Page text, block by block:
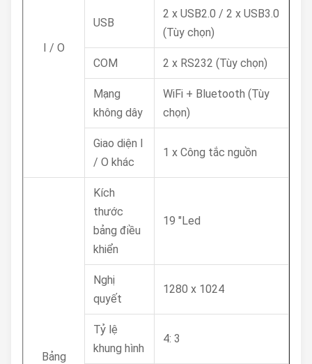
I / O
USB
2 x USB2.0 / 2 x USB3.0
(Tùy chọn)
COM 2 x RS232 (Tùy chọn)
Mạng
không dây
WiFi + Bluetooth (Tùy
chọn)
Giao diện I
/ O khác
1 x Công tắc nguồn
Bảng
Kích
thước
bảng điều
khiển
19 "Led
Nghị
quyết
1280 x 1024
Tỷ lệ
khung hình
4: 3